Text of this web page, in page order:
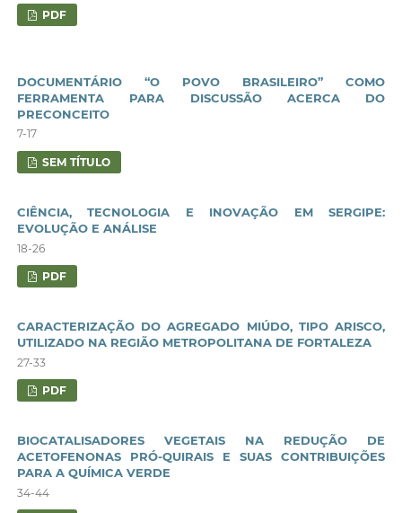
PDF
DOCUMENTÁRIO “O POVO BRASILEIRO” COMO
FERRAMENTA PARA DISCUSSÃO ACERCA DO
PRECONCEITO
7-17
SEM TÍTULO
CIÊNCIA, TECNOLOGIA E INOVAÇÃO EM SERGIPE:
EVOLUÇÃO E ANÁLISE
18-26
PDF
CARACTERIZAÇÃO DO AGREGADO MIÚDO, TIPO ARISCO,
UTILIZADO NA REGIÃO METROPOLITANA DE FORTALEZA
27-33
PDF
BIOCATALISADORES VEGETAIS NA REDUÇÃO DE
ACETOFENONAS PRÓ-QUIRAIS E SUAS CONTRIBUIÇÕES
PARA A QUÍMICA VERDE
34-44